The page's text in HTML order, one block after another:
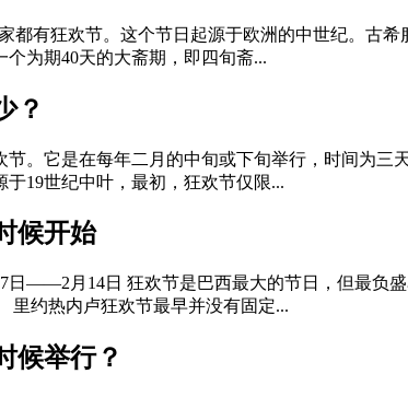
都有狂欢节。这个节日起源于欧洲的中世纪。古
为期40天的大斋期，即四旬斋...
？
节。它是在每年二月的中旬或下旬举行，时间为
19世纪中叶，最初，狂欢节仅限...
候开始
日——2月14日 狂欢节是巴西最大的节日，但最负
里约热内卢狂欢节最早并没有固定...
候举行？